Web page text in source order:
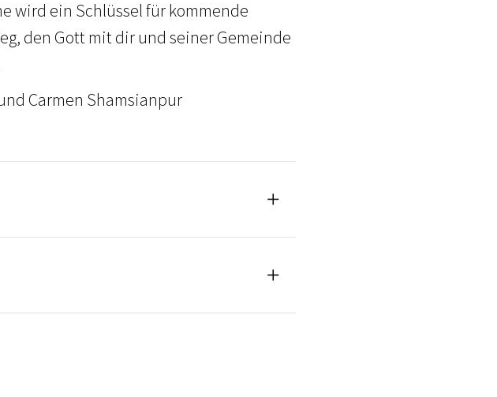
wird ein Schlüssel für kommende
den Gott mit dir und seiner Gemeinde
Carmen Shamsianpur